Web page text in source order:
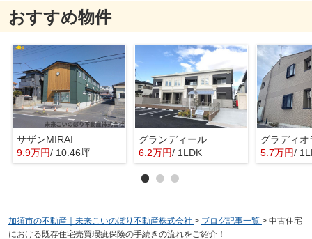
おすすめ物件
サザンMIRAI
9.9万円/ 10.46坪
グランディール
6.2万円/ 1LDK 5.7万円/
加須市の不動産｜未来こいのぼり不動産株式会社 > ブログ記事一覧 > 中古住宅
における既存住宅売買瑕疵保険の手続きの流れをご紹介！